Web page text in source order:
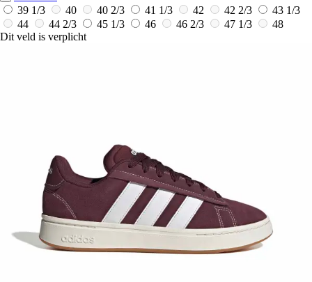
39 1/3
40 40 2/3 41 1/3 42 42 2/3
43 1/3
44
44 2/3 45 1/3 46 46 2/3 47 1/3
48
Dit veld is verplicht